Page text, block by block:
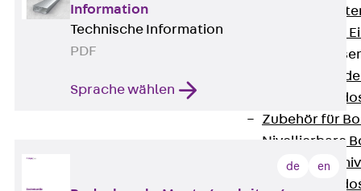
Nivellierbare
Zubehör für
Nivellierbare
Zubehör für
Information
Technische Information
PDF
Sprache wählen
de en